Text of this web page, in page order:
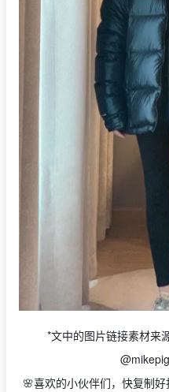
*文中的图片链接素材来
🌸喜欢的小伙伴们，快复制